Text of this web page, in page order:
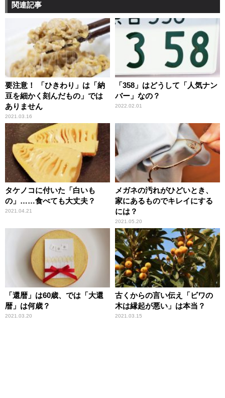
関連記事
要注意！ 「ひきわり」は「納
豆を細かく刻んだもの」では
ありません
2021.03.16
「358」はどうして「人気ナン
バー」なの？
2022.02.01
タケノコに付いた「白いも
の」……食べても大丈夫？
2021.04.21
メガネの汚れがひどいとき、
家にあるものでキレイにする
には？
2021.05.20
「還暦」は60歳、では「大還
暦」は何歳？
2021.03.20
古くからの言い伝え「ビワの
木は縁起が悪い」は本当？
2021.03.15